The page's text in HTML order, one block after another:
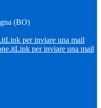
(BO)
Link per inviare una mail
Link per inviare una mail